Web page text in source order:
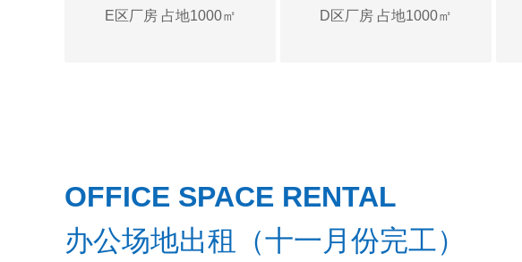
E区厂房 占地1000㎡ D区厂房 占地1000㎡
OFFICE SPACE RENTAL
办公场地出租（十一月份完工）